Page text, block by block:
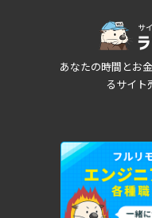
あなたの時間とお
るサイト